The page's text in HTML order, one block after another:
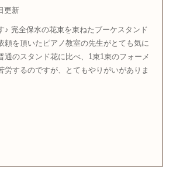
更新
♪ 完全保水の花束を束ねたブーケスタンド
頼を頂いたピアノ教室の先生がとても気に
通のスタンド花に比べ、1束1束のフォーメ
労するのですが、とてもやりがいがありま